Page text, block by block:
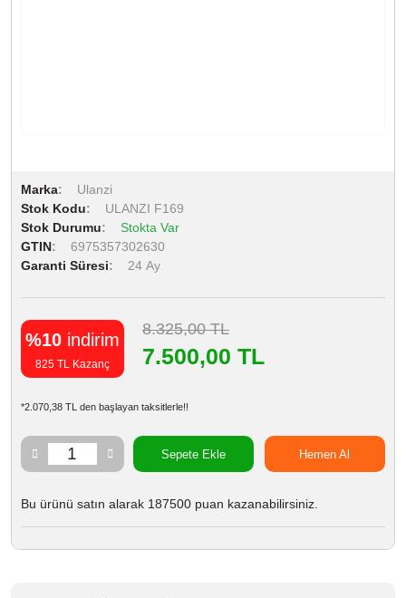
Marka
Ulanzi
Stok Kodu
ULANZI F169
Stok Durumu
Stokta Var
GTIN
6975357302630
Garanti Süresi
24 Ay
%10 indirim
825 TL Kazanç
8.325,00 TL
7.500,00 TL
*2.070,38 TL den başlayan taksitlerle!!
Sepete Ekle Hemen Al
Bu ürünü satın alarak 187500 puan kazanabilirsiniz.